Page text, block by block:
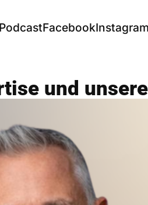
PodcastFacebookInstagram
und